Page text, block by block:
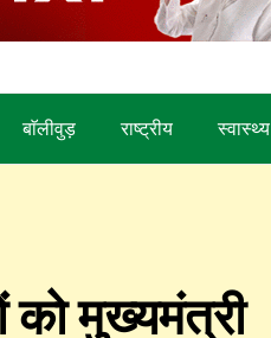
बाॅलीवुड़ राष्ट्रीय स्वास्थ्य
को मुख्यमंत्री